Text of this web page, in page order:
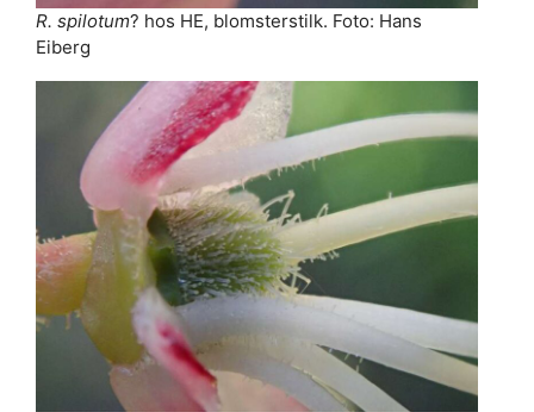
R. spilotum? hos HE, blomsterstilk. Foto: Hans
Eiberg